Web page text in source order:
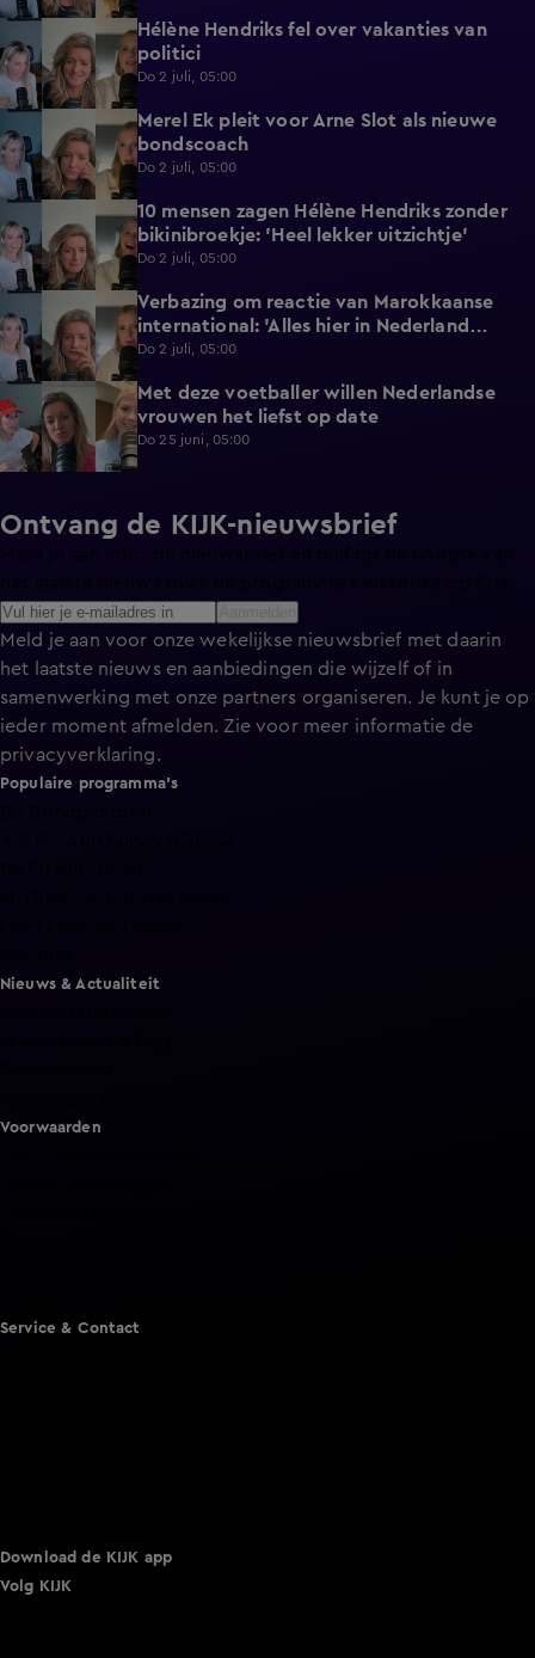
Hélène Hendriks fel over vakanties van
politici
Do 2 juli, 05:00
Merel Ek pleit voor Arne Slot als nieuwe
bondscoach
Do 2 juli, 05:00
10 mensen zagen Hélène Hendriks zonder
bikinibroekje: 'Heel lekker uitzichtje'
Do 2 juli, 05:00
Verbazing om reactie van Marokkaanse
international: 'Alles hier in Nederland
gedaan'
Do 2 juli, 05:00
2:50
Met deze voetballer willen Nederlandse
vrouwen het liefst op date
Do 25 juni, 05:00
Ontvang de KIJK-nieuwsbrief
Meld je aan voor onze wekelijkse nieuwsbrief met daarin
het laatste nieuws en aanbiedingen die wijzelf of in
samenwerking met onze partners organiseren. Je kunt je op
ieder moment afmelden. Zie voor meer informatie de
privacyverklaring.
Populaire programma's
Nieuws & Actualiteit
Voorwaarden
Service & Contact
Download de KIJK app
Volg KIJK